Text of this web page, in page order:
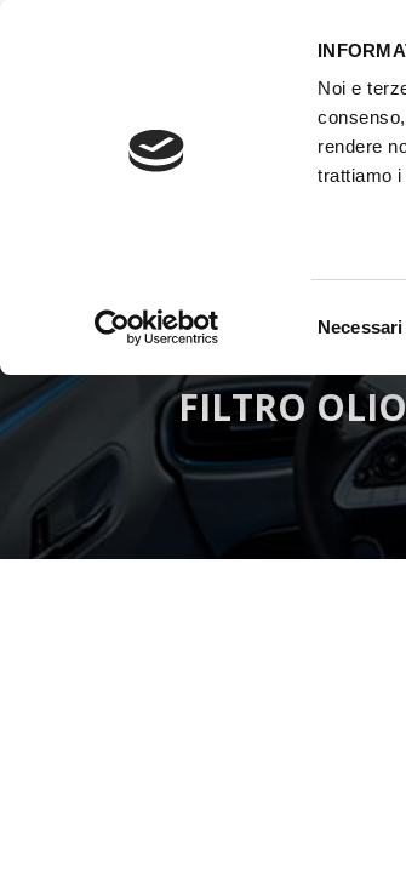
Noi e
rendere
trattiamo i
del
Necessari
ACCESSO
FILTRO